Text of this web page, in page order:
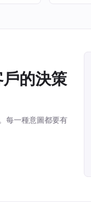
的決策
每一種意圖都要有